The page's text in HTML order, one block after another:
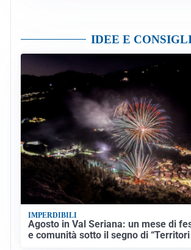
IDEE E
IMPERDIBILI
Agosto in Val Seriana: un mese di
e comunità sotto il segno di “Territori